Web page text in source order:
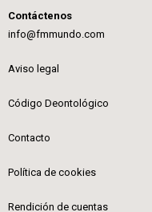
Contáctenos
info@fmmundo.com
Aviso legal
Código Deontológico
Contacto
Política de cookies
Rendición de cuentas